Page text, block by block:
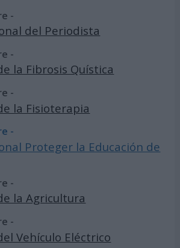
-
del Periodista
-
la Fibrosis Quística
-
la Fisioterapia
-
Proteger la Educación de
-
la Agricultura
-
Vehículo Eléctrico